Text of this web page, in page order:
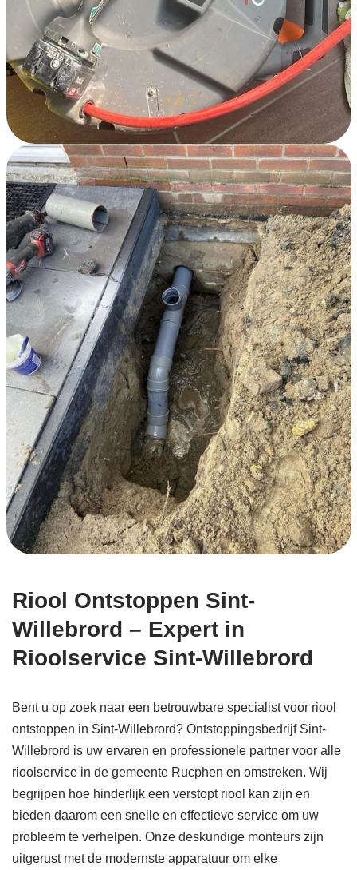
Riool Ontstoppen Sint-
Willebrord – Expert in
Rioolservice Sint-Willebrord
Bent u op zoek naar een betrouwbare specialist voor riool
ontstoppen in Sint-Willebrord? Ontstoppingsbedrijf Sint-
Willebrord is uw ervaren en professionele partner voor alle
rioolservice in de gemeente Rucphen en omstreken. Wij
begrijpen hoe hinderlijk een verstopt riool kan zijn en
bieden daarom een snelle en effectieve service om uw
probleem te verhelpen. Onze deskundige monteurs zijn
uitgerust met de modernste apparatuur om elke